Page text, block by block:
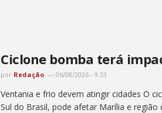
Ciclone bomba terá
por Redação 06/08/2026 - 9:33
Ventania e frio devem atingir cidades O
Sul do Brasil, pode afetar Marília e